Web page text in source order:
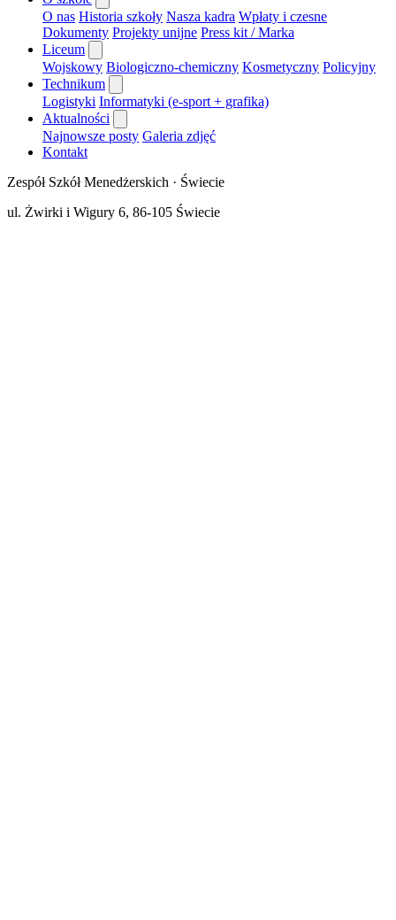
O nas Historia szkoły Nasza kadra Wpłaty i czesne
Dokumenty Projekty unijne Press kit / Marka
Liceum
Wojskowy Biologiczno-chemiczny Kosmetyczny Policyjny
Technikum
Logistyki Informatyki (e-sport + grafika)
Aktualności
Najnowsze posty Galeria zdjęć
Kontakt
Zespół Szkół Menedżerskich · Świecie
ul. Żwirki i Wigury 6, 86-105 Świecie